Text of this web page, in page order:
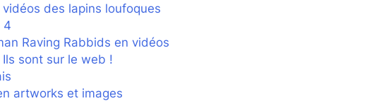
des lapins loufoques
4
Raving Rabbids en vidéos
sont sur le web !
artworks et images